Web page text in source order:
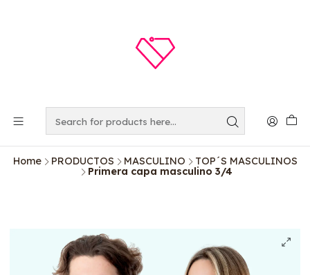
Home PRODUCTOS MASCULINO
TOP´S MASCULINOS
Primera capa masculino 3/4